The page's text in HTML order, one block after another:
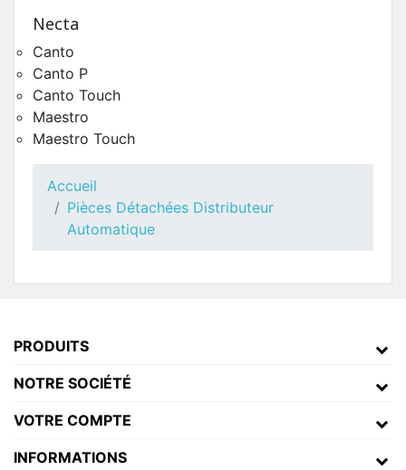
Necta
Canto
Canto P
Canto Touch
Maestro
Maestro Touch
Accueil
Pièces Détachées Distributeur
Automatique
PRODUITS
NOTRE SOCIÉTÉ
VOTRE COMPTE
INFORMATIONS